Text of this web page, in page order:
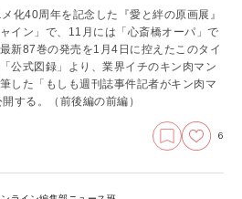
化40周年を記念した『愛と絆の原画展』
イン」で、11月には「心斎橋オーパ」で
新87巻の発売を1月4日に控えたこのタイ
公式図録」より、業界イチのキン肉マン
した「もしも週刊誌事件記者がキン肉マ
する。
（前後編の前編）
6